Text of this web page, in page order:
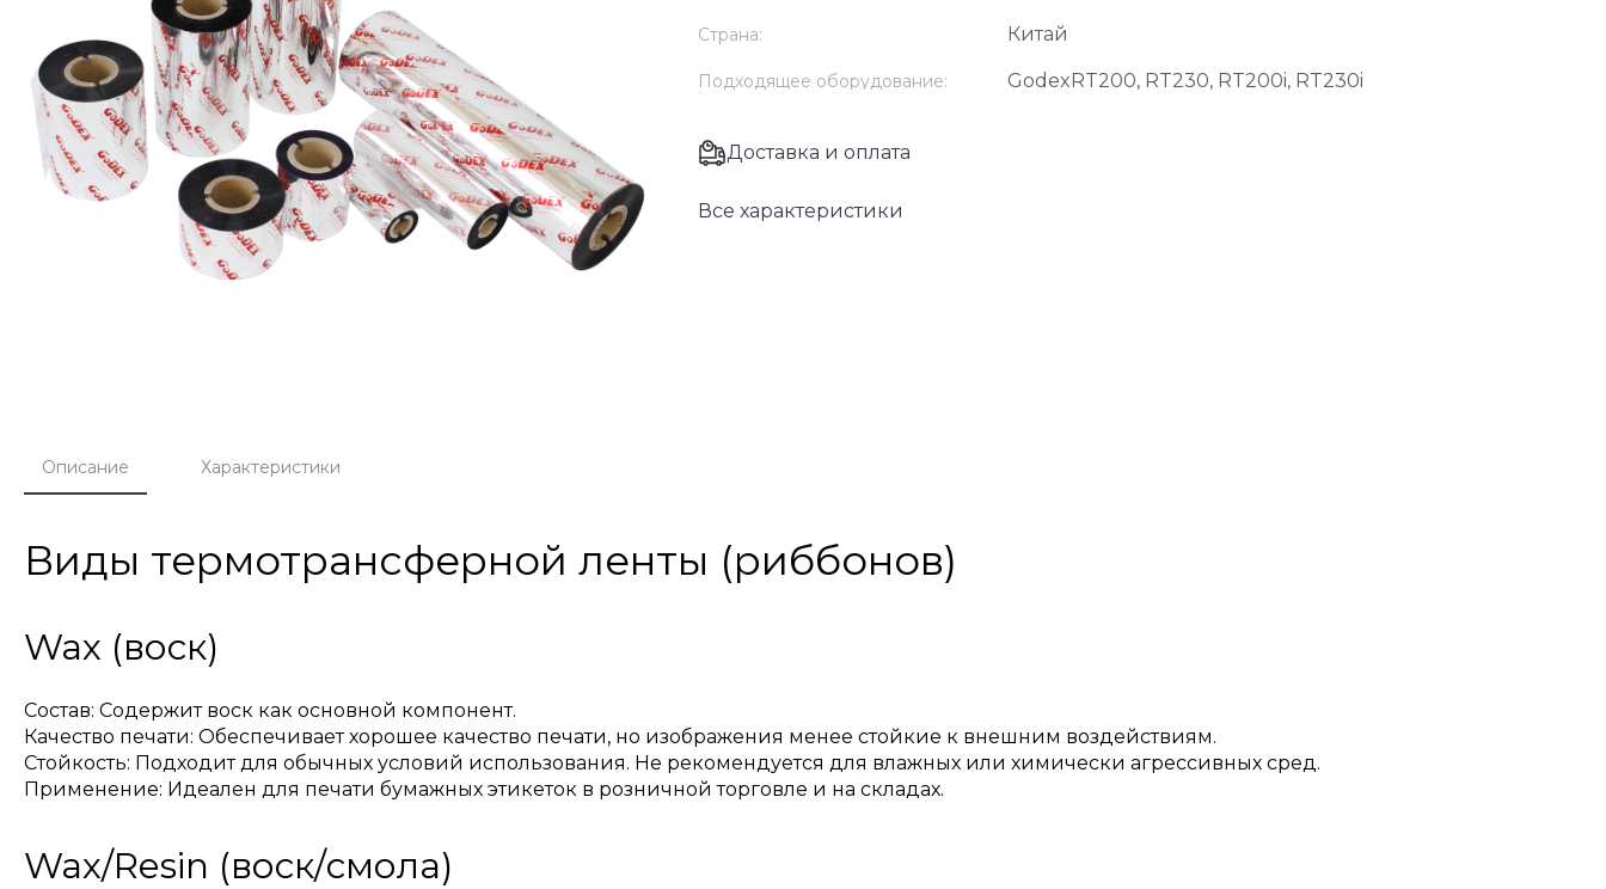
Страна: Китай
Подходящее оборудование: GodexRT200, RT230, RT200i, RT230i
Доставка и оплата
Все характеристики
Описание Характеристики
Виды термотрансферной ленты (риббонов)
Wax (воск)
Состав: Содержит воск как основной компонент.
Качество печати: Обеспечивает хорошее качество печати, но изображения менее стойкие к внешним воздействиям.
Стойкость: Подходит для обычных условий использования. Не рекомендуется для влажных или химически агрессивных сред.
Применение: Идеален для печати бумажных этикеток в розничной торговле и на складах.
Wax/Resin (воск/смола)